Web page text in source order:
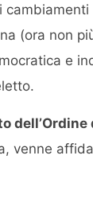
cambiamenti
(ora non
e
venne